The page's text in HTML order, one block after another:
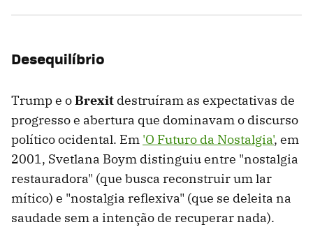
Desequilíbrio
Trump e oBrexit destruíram as expectativas de
progresso e abertura que dominavam o discurso
político ocidental. Em 'O Futuro da Nostalgia', em
2001, Svetlana Boym distinguiu entre "nostalgia
restauradora" (que busca reconstruir um lar
mítico) e "nostalgia reflexiva" (que se deleita na
saudade sem a intenção de recuperar nada).